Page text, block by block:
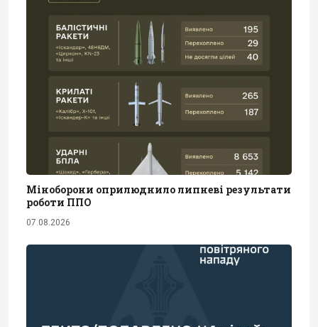
Міноборони оприлюднило липневі результати
роботи ППО
07.08.2026